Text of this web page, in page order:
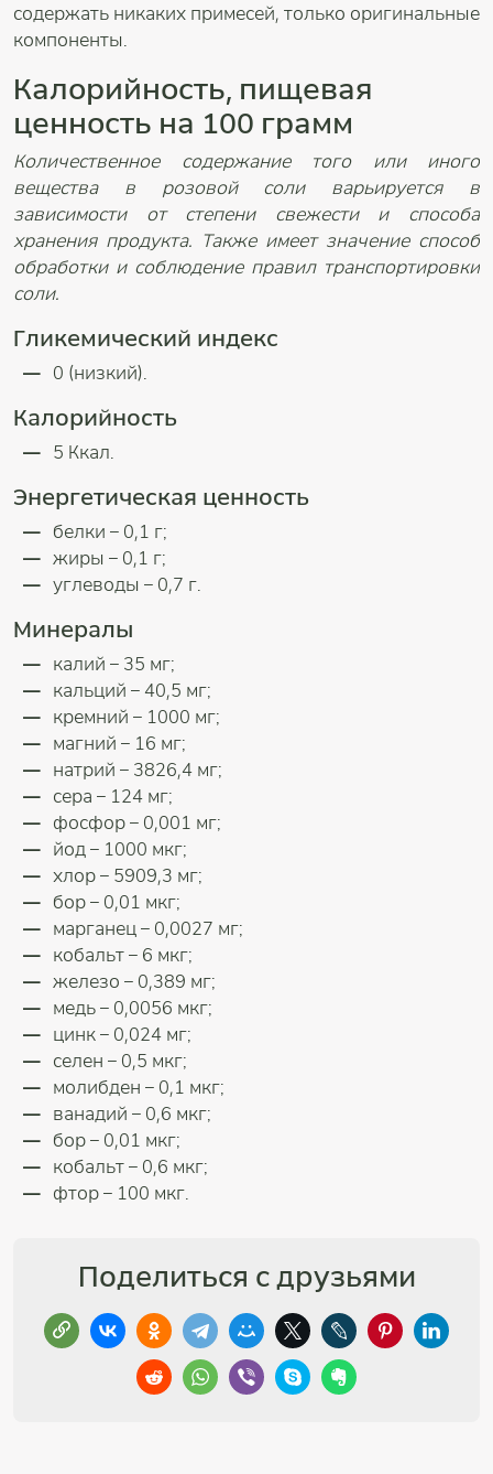
содержать никаких примесей, только оригинальные
компоненты.
Калорийность, пищевая
ценность на 100 грамм
Количественное содержание того или иного
вещества в розовой соли варьируется в
зависимости от степени свежести и способа
хранения продукта. Также имеет значение способ
обработки и соблюдение правил транспортировки
соли.
Гликемический индекс
0 (низкий).
Калорийность
5 Ккал.
Энергетическая ценность
белки – 0,1 г;
жиры – 0,1 г;
углеводы – 0,7 г.
Минералы
калий – 35 мг;
кальций – 40,5 мг;
кремний – 1000 мг;
магний – 16 мг;
натрий – 3826,4 мг;
сера – 124 мг;
фосфор – 0,001 мг;
йод – 1000 мкг;
хлор – 5909,3 мг;
бор – 0,01 мкг;
марганец – 0,0027 мг;
кобальт – 6 мкг;
железо – 0,389 мг;
медь – 0,0056 мкг;
цинк – 0,024 мг;
селен – 0,5 мкг;
молибден – 0,1 мкг;
ванадий – 0,6 мкг;
бор – 0,01 мкг;
кобальт – 0,6 мкг;
фтор – 100 мкг.
Поделиться с друзьями